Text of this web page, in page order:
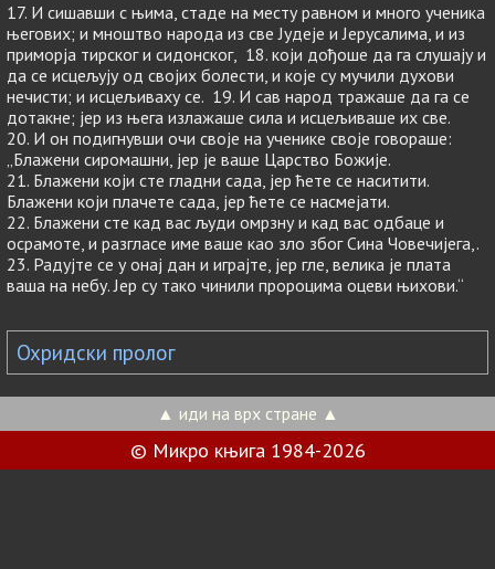
17. И сишавши с њима, стаде на месту равном и много ученика
његових; и мноштво народа из све Јудеје и Јерусалима, и из
приморја тирског и сидонског, 18. који дођоше да га слушају и
да се исцељују од својих болести, и које су мучили духови
нечисти; и исцељиваху се. 19. И сав народ тражаше да га се
дотакне; јер из њега излажаше сила и исцељиваше их све.
20. И он подигнувши очи своје на ученике своје говораше:
„Блажени сиромашни, јер је ваше Царство Божије.
21. Блажени који сте гладни сада, јер ћете се наситити.
Блажени који плачете сада, јер ћете се насмејати.
22. Блажени сте кад вас људи омрзну и кад вас одбаце и
осрамоте, и разгласе име ваше као зло због Сина Човечијега,.
23. Радујте се у онај дан и играјте, јер гле, велика је плата
ваша на небу. Јер су тако чинили пророцима оцеви њихови.“
Охридски пролог
▲ иди на врх стране ▲
© Микро књига 1984-2026